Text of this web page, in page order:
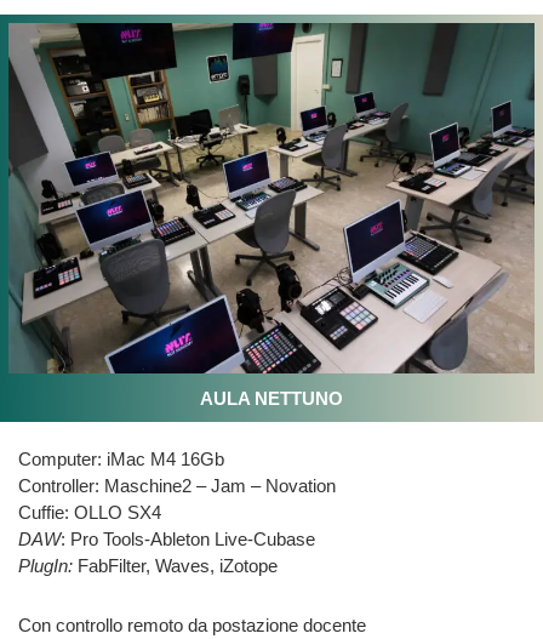
AULA NETTUNO
Computer: iMac M4 16Gb
Controller: Maschine2 – Jam – Novation
Cuffie: OLLO SX4
DAW: Pro Tools-Ableton Live-Cubase
PlugIn: FabFilter, Waves, iZotope
Con controllo remoto da postazione docente